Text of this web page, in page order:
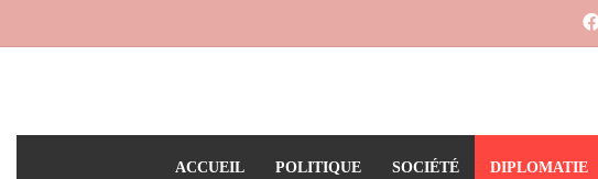
ACCUEIL POLITIQUE SOCIÉTÉ DIPLOMATIE